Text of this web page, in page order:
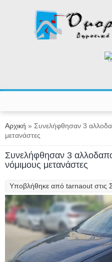
Είστε εδώ
Αρχική » Συνελήφθησαν 3
μετανάστες
Συνελήφθησαν 3
νόμιμους μετανάστες
Υποβλήθηκε από tarnaout στις